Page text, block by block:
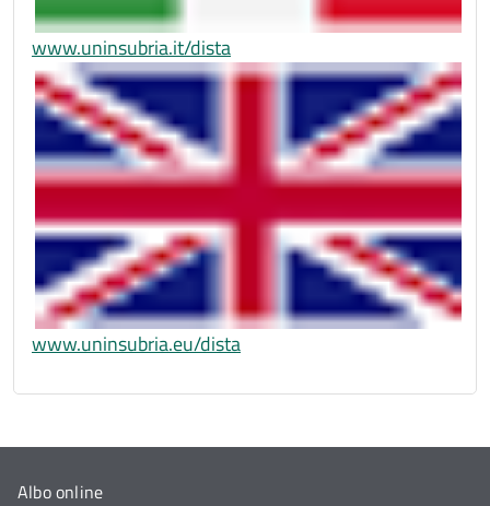
www.uninsubria.it/dista
www.uninsubria.eu/dista
Albo online